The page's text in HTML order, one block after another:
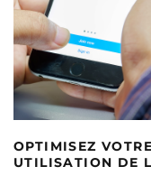
OPTIMISEZ
UTILISATION DE